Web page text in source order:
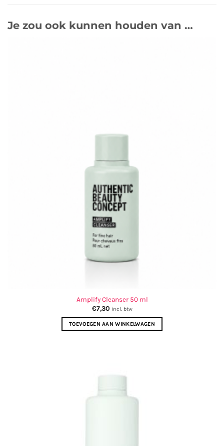
Je zou ook kunnen houden van …
Amplify Cleanser 50 ml
€7,30 incl. btw
TOEVOEGEN AAN WINKELWAGEN